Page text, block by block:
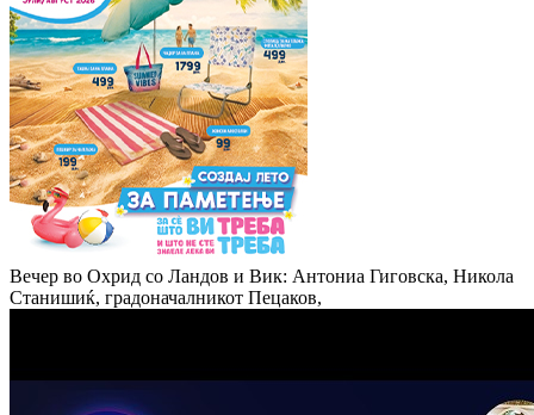
Вечер во Охрид со Ландов и Вик: Антониа Гиговска, Никола
Станишиќ, градоначалникот Пецаков,